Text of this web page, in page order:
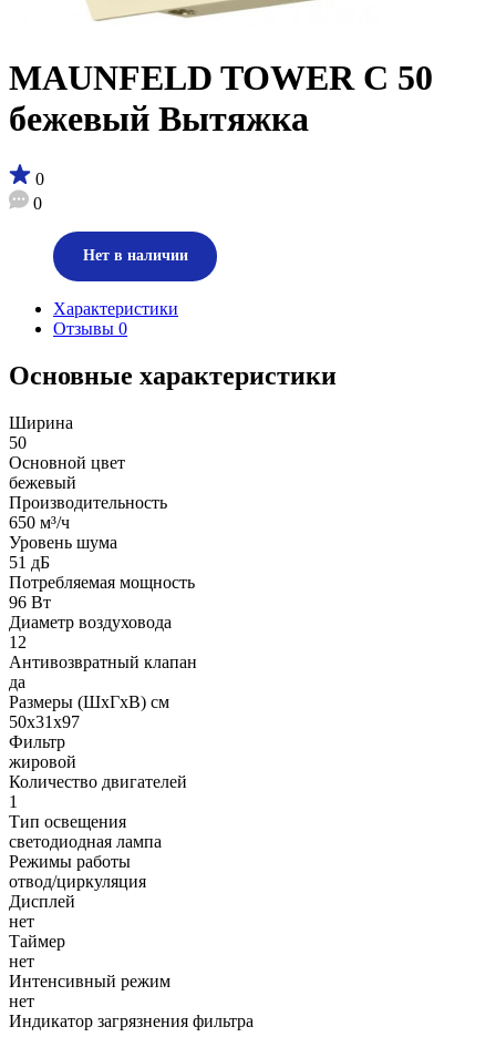
MAUNFELD TOWER C 50
бежевый Вытяжка
0
0
Нет в наличии
Характеристики
Отзывы 0
Основные характеристики
Ширина
50
Основной цвет
бежевый
Производительность
650 м³/ч
Уровень шума
51 дБ
Потребляемая мощность
96 Вт
Диаметр воздуховода
12
Антивозвратный клапан
да
Размеры (ШхГхВ) см
50х31х97
Фильтр
жировой
Количество двигателей
1
Тип освещения
светодиодная лампа
Режимы работы
отвод/циркуляция
Дисплей
нет
Таймер
нет
Интенсивный режим
нет
Индикатор загрязнения фильтра